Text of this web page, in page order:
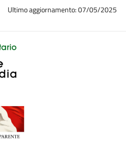
Ultimo aggiornamento: 07/05/2025